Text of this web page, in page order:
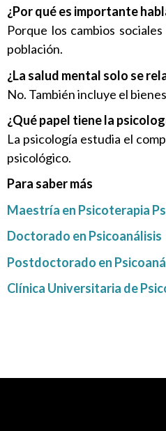
¿Por qué es importante
Porque los cambios
población.
¿La salud mental solo se
No. También incluye el
¿Qué papel tiene la
La psicología estudia el
psicológico.
Para saber más
Maestría en Psicoterapia
Doctorado en Psicoanálisis
Postdoctorado en
Clínica Universitaria de